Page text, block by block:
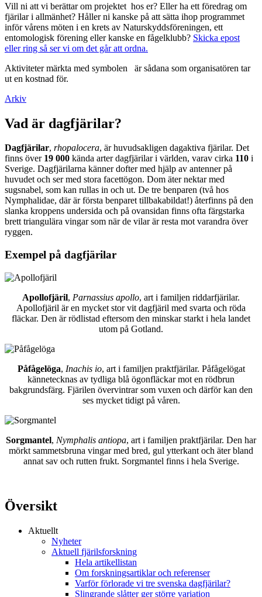
Vill ni att vi berättar om projektet hos er? Eller ha ett föredrag om
fjärilar i allmänhet? Håller ni kanske på att sätta ihop programmet
inför vårens möten i en krets av Naturskyddsföreningen, ett
entomologisk förening eller kanske en fågelklubb? Skicka epost
eller ring så ser vi om det går att ordna.
Aktiviteter märkta med symbolen
är sådana som organisatören tar
ut en kostnad för.
Arkiv
Vad är dagfjärilar?
Dagfjärilar, rhopalocera, är huvudsakligen dagaktiva fjärilar. Det
finns över 19 000 kända arter dagfjärilar i världen, varav cirka 110 i
Sverige. Dagfjärilarna känner dofter med hjälp av antenner på
huvudet och ser med stora facettögon. Dom äter nektar med
sugsnabel, som kan rullas in och ut. De tre benparen (två hos
Nymphalidae, där är första benparet tillbakabildat!) återfinns på den
slanka kroppens undersida och på ovansidan finns ofta färgstarka
brett triangulära vingar som när de vilar är resta mot varandra över
ryggen.
Exempel på dagfjärilar
Apollofjäril, Parnassius apollo, art i familjen riddarfjärilar.
Apollofjäril är en mycket stor vit dagfjäril med svarta och röda
fläckar. Den är rödlistad eftersom den minskar starkt i hela landet
utom på Gotland.
Påfågelöga, Inachis io, art i familjen praktfjärilar. Påfågelögat
kännetecknas av tydliga blå ögonfläckar mot en rödbrun
bakgrundsfärg. Fjärilen övervintrar som vuxen och därför kan den
ses mycket tidigt på våren.
Sorgmantel, Nymphalis antiopa, art i familjen praktfjärilar. Den har
mörkt sammetsbruna vingar med bred, gul ytterkant och äter bland
annat sav och rutten frukt. Sorgmantel finns i hela Sverige.
Översikt
Aktuellt
Nyheter
Aktuell fjärilsforskning
Hela artikellistan
Om forskningsartiklar och referenser
Varför förlorade vi tre svenska dagfjärilar?
Slingrande slåtter ger större variation